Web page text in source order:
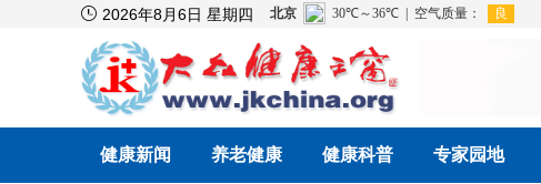
 2026年8月6日 星期四
健康新闻 养老健康 健康科普 专家园地